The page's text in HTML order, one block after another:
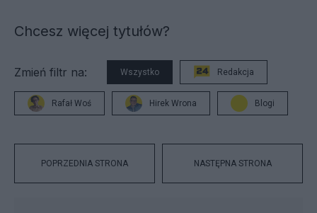
Chcesz więcej tytułów?
Zmień filtr na: Wszystko Redakcja
Rafał Woś Hirek Wrona Blogi
POPRZEDNIA STRONA NASTĘPNA STRONA